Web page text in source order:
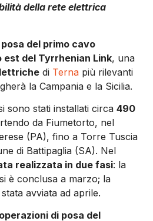
della rete elettrica
del primo cavo
est del Tyrrhenian Link, una
di Terna più rilevanti
la Campania e la Sicilia.
sono stati installati circa 490
da Fiumetorto, nel
(PA), fino a Torre Tuscia
di Battipaglia (SA). Nel
realizzata in due fasi: la
è conclusa a marzo; la
avviata ad aprile.
di posa del